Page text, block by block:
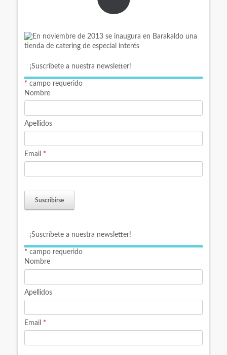
¡Suscríbete a nuestra newsletter!
* campo requerido
Nombre
Apellidos
Email *
¡Suscríbete a nuestra newsletter!
* campo requerido
Nombre
Apellidos
Email *